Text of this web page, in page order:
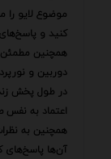
موضوع لایو
کنید و
همچنین مطمئن
دوربین و
در طول پخش
اعتماد به نفس
همچنین به
آن‌ها پاسخ‌های